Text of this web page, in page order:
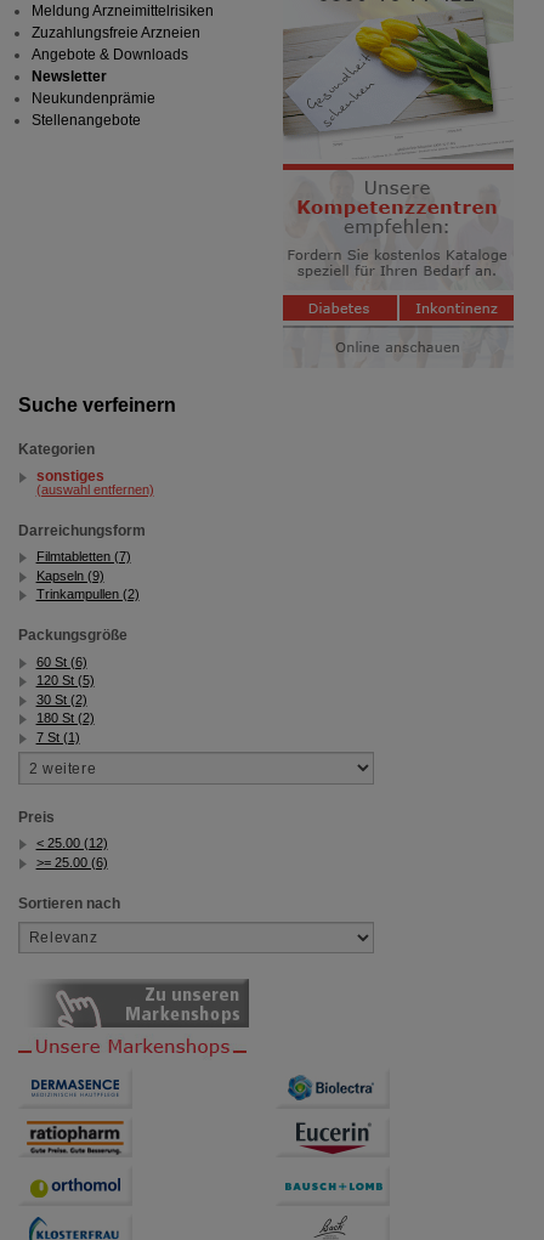
Suche verfeinern
Kategorien
sonstiges
(auswahl entfernen)
Darreichungsform
Filmtabletten (7)
Kapseln (9)
Trinkampullen (2)
Packungsgröße
60 St (6)
120 St (5)
30 St (2)
180 St (2)
7 St (1)
Preis
< 25.00 (12)
>= 25.00 (6)
Sortieren nach
Meldung Arzneimittelrisiken
Zuzahlungsfreie Arzneien
Angebote & Downloads
Newsletter
Neukundenprämie
Stellenangebote